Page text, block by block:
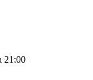
21:00